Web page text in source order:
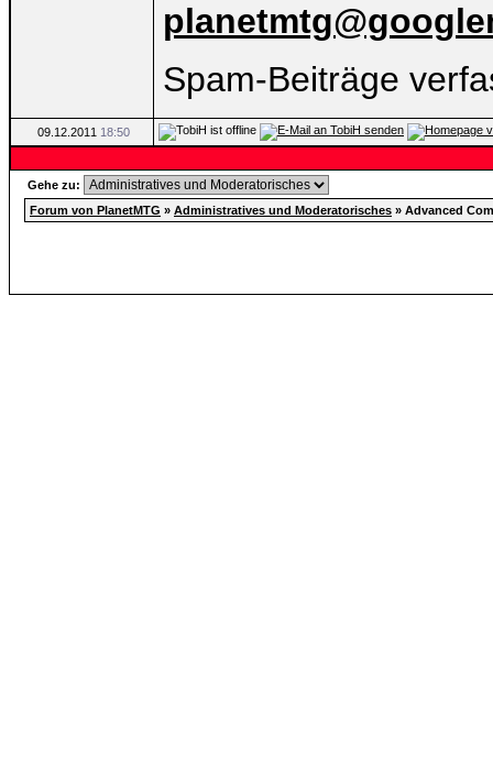
Spam-Beiträge
09.12.2011 18:50
Gehe zu:
Forum von PlanetMTG » Administratives und Moderatorisches » Advanced